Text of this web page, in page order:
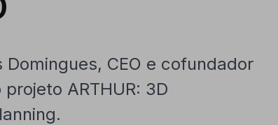
CEO e cofundador
ARTHUR: 3D